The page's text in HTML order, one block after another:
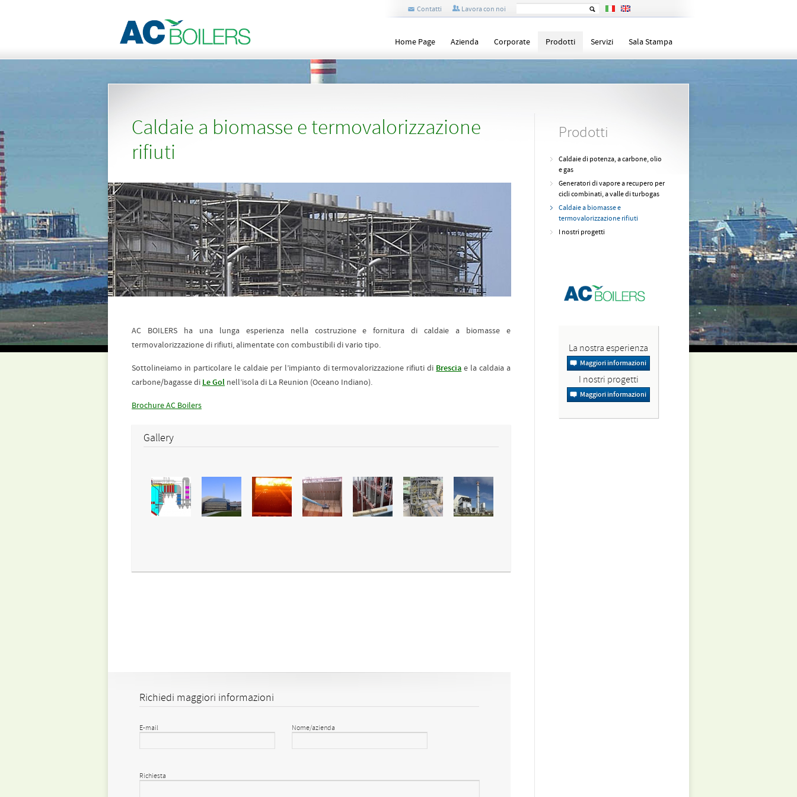
Contatti Lavora con noi
Home Page Azienda Corporate Prodotti Servizi Sala Stampa
Caldaie a biomasse e termovalorizzazione
rifiuti
AC BOILERS ha una lunga esperienza nella costruzione e fornitura di caldaie a biomasse e
termovalorizzazione di rifiuti, alimentate con combustibili di vario tipo.
Sottolineiamo in particolare le caldaie per l’impianto di termovalorizzazione rifiuti di Brescia e la caldaia a
carbone/bagasse di Le Gol nell’isola di La Reunion (Oceano Indiano).
Brochure AC Boilers
Gallery
Richiedi maggiori informazioni
E-mail Nome/azienda
Richiesta
Prodotti
Caldaie di potenza, a carbone, olio
e gas
Generatori di vapore a recupero per
cicli combinati, a valle di turbogas
Caldaie a biomasse e
termovalorizzazione rifiuti
I nostri progetti
La nostra esperienza
Maggiori informazioni
I nostri progetti
Maggiori informazioni